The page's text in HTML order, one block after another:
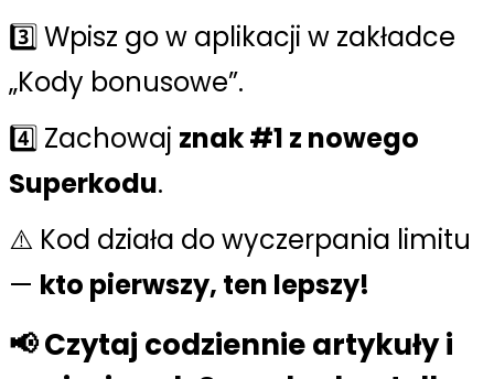
3️⃣ Wpisz go w aplikacji w zakładce
„Kody bonusowe”.
4️⃣ Zachowaj znak #1 z nowego
Superkodu.
⚠️ Kod działa do wyczerpania limitu
— kto pierwszy, ten lepszy!
📢 Czytaj codziennie artykuły i